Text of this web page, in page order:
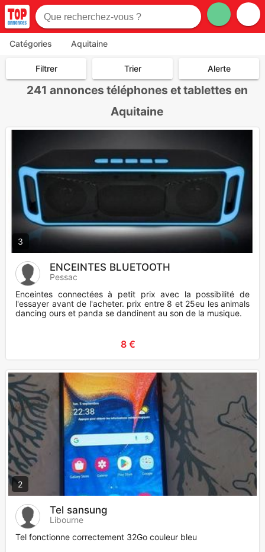
Catégories Aquitaine
Filtrer Trier Alerte
241 annonces téléphones et tablettes en
Aquitaine
3
ENCEINTES BLUETOOTH
Pessac
Enceintes connectées à petit prix avec la possibilité de
l'essayer avant de l'acheter. prix entre 8 et 25eu les animals
dancing ours et panda se dandinent au son de la musique.
8 €
2
Tel sansung
Libourne
Tel fonctionne correctement 32Go couleur bleu